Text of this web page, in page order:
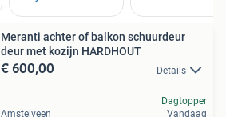
Meranti achter of balkon schuurdeur
deur met kozijn HARDHOUT
€ 600,00 Details
Amstelveen
Dagtopper
Vandaag